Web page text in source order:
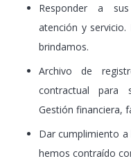
Responder a
atención y servicio.
brindamos.
Archivo de
contractual para
Gestión financiera,
Dar cumplimiento
hemos contraído